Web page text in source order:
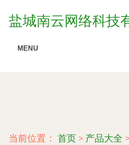
盐城南云网络科技
MENU
当前位置： 首页 > 产品大全 >